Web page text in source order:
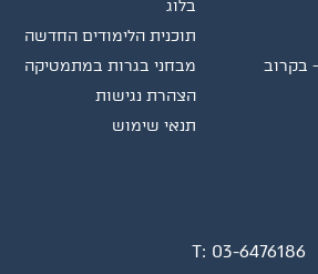
T: 03-6476186
בקרוב
בלוג
תוכנית הלימודים החדשה
מבחני בגרות במתמטיקה
הצהרת נגישות
תנאי שימוש